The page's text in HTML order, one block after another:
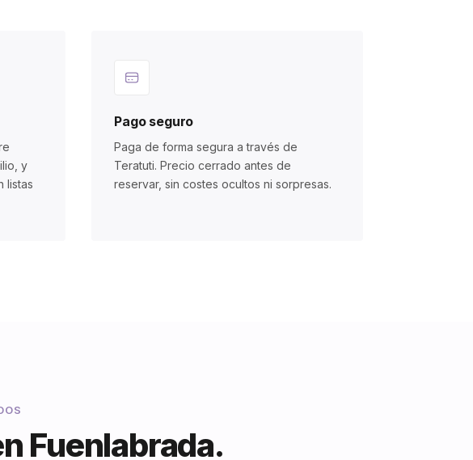
y
listas
Pago seguro
Paga de forma segura a través de
Teratuti. Precio cerrado antes de
reservar, sin costes ocultos ni sorpresas.
Fuenlabrada.